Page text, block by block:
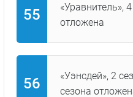
«Уравнитель»,
отложена
«Уэнсдей», 2
сезона